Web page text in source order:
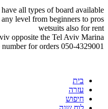
all types of board available
level from beginners to pros
wetsuits also for rent
opposite the Tel Aviv Marina
number for orders 050-4329001
בית
עזרה
חיפוש